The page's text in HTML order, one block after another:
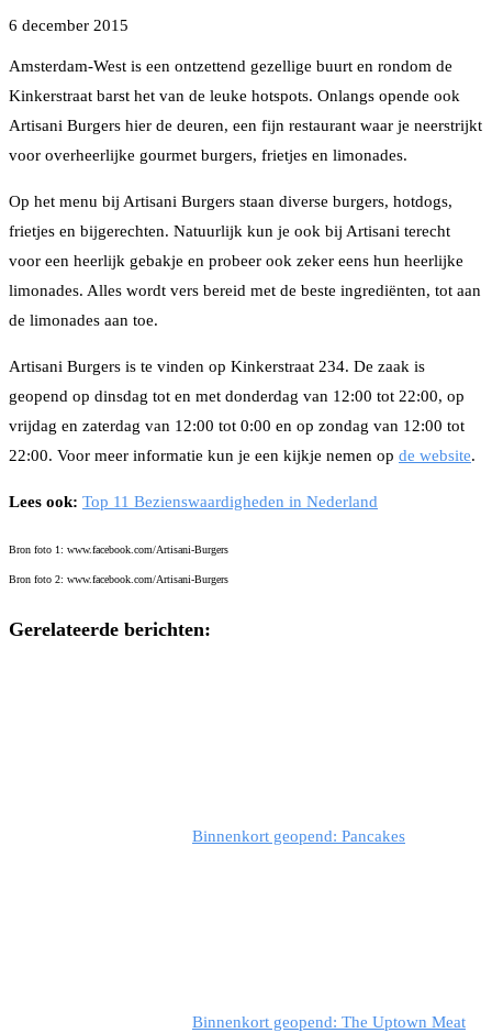
6 december 2015
Amsterdam-West is een ontzettend gezellige buurt en rondom de
Kinkerstraat barst het van de leuke hotspots. Onlangs opende ook
Artisani Burgers hier de deuren, een fijn restaurant waar je neerstrijkt
voor overheerlijke gourmet burgers, frietjes en limonades.
Op het menu bij Artisani Burgers staan diverse burgers, hotdogs,
frietjes en bijgerechten. Natuurlijk kun je ook bij Artisani terecht
voor een heerlijk gebakje en probeer ook zeker eens hun heerlijke
limonades. Alles wordt vers bereid met de beste ingrediënten, tot aan
de limonades aan toe.
Artisani Burgers is te vinden op Kinkerstraat 234. De zaak is
geopend op dinsdag tot en met donderdag van 12:00 tot 22:00, op
vrijdag en zaterdag van 12:00 tot 0:00 en op zondag van 12:00 tot
22:00. Voor meer informatie kun je een kijkje nemen op de website.
Lees ook: Top 11 Bezienswaardigheden in Nederland
Bron foto 1: www.facebook.com/Artisani-Burgers
Bron foto 2: www.facebook.com/Artisani-Burgers
Gerelateerde berichten:
Binnenkort geopend: Pancakes
Binnenkort geopend: The Uptown Meat